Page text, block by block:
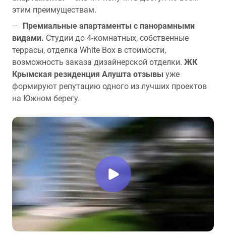
этим преимуществам.
Премиальные апартаменты с панорамными
видами. Студии до 4-комнатных, собственные
террасы, отделка White Box в стоимости,
возможность заказа дизайнерской отделки. ЖК
Крымская резиденция Алушта отзывы уже
формируют репутацию одного из лучших проектов
на Южном берегу.